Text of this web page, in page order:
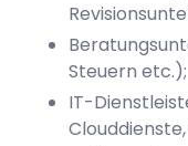
Steuern etc.);
IT-